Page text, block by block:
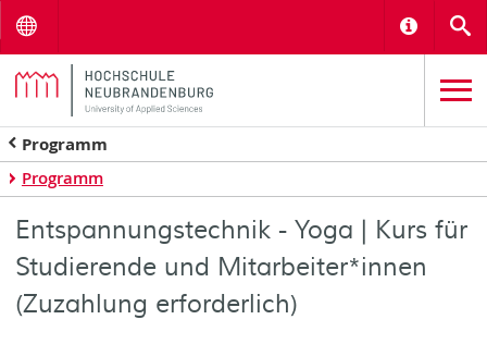
Programm
Programm
Entspannungstechnik - Yoga | Kurs für
Studierende und Mitarbeiter*innen
(Zuzahlung erforderlich)